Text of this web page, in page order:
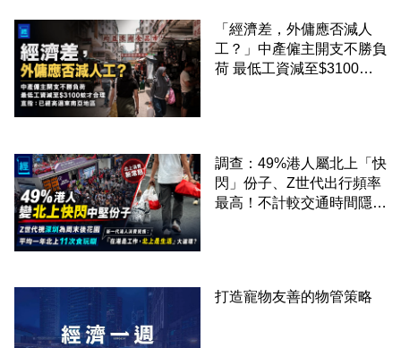
「經濟差，外傭應否減人
工？」中產僱主開支不勝負
荷 最低工資減至$3100蚊
調查：49%港人屬北上「快
閃」份子、Z世代出行頻率
最高！不計較交通時間隱形
打造寵物友善的物管策略